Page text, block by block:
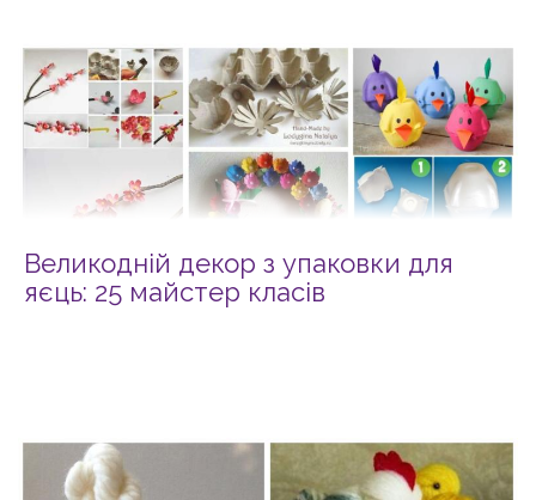
Великодній декор з упаковки для
яєць: 25 майстер класів